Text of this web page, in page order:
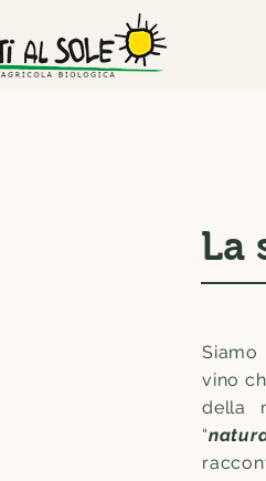
La
vino
della
“